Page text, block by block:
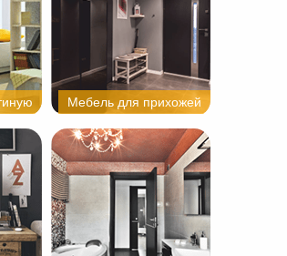
Мебель для прихожей